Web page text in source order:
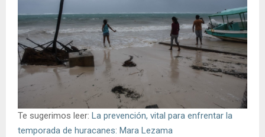
Te sugerimos leer: La prevención, vital para enfrentar la
temporada de huracanes: Mara Lezama